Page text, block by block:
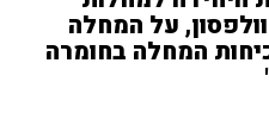
על המחלה
המחלה בחומרה